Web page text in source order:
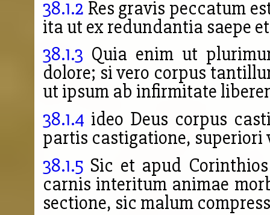
38.1.2 Res gravis peccatum
ita ut ex redundantia saepe
38.1.3 Quia enim ut
dolore; si vero corpus
ut ipsum ab infirmitate
38.1.4 ideo Deus corpus
partis castigatione,
38.1.5 Sic et apud
carnis interitum animae
sectione, sic malum